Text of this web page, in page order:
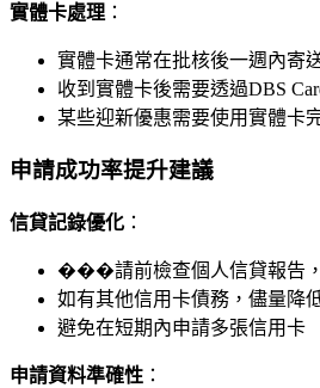
實體卡處理 ：
實體卡通常在批核後一週內寄
收到實體卡後需要透過DBS
某些迎新優惠需要使用實體卡
申請成功率提升建議
信貸記錄優化 ：
���請前檢查個人信貸報告
如有其他信用卡債務，儘量降
避免在短期內申請多張信用卡
申請資料準確性 ：